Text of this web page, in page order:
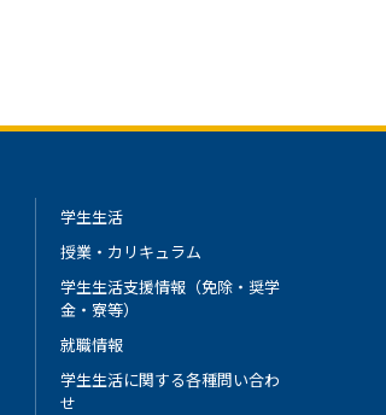
学生生活
授業・カリキュラム
学生生活支援情報（免除・奨学
金・寮等）
就職情報
学生生活に関する各種問い合わ
せ